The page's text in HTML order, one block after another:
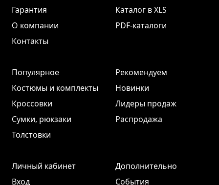
Гарантия
О компании
Контакты
Каталог в XLS
PDF-каталоги
Популярное
Костюмы и комплекты
Кроссовки
Сумки, рюкзаки
Толстовки
Рекомендуем
Новинки
Лидеры продаж
Распродажа
Личный кабинет
Вход
Дополнительно
События